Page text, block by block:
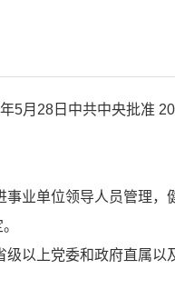
年5月28日中共中央批准
单位领导人员管理，
上党委和政府直属以